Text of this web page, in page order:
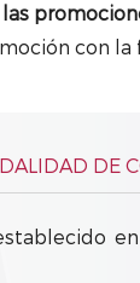
con la
DE